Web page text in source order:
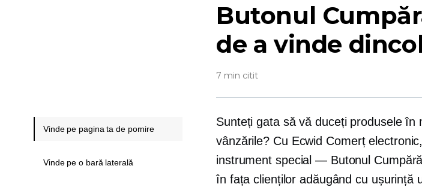
Butonul
de a vinde
7 min citit
Sunteți gata să vă duceți produsele în
vânzările? Cu Ecwid Comerț electronic,
instrument special — Butonul
în fața clienților adăugând cu ușurință
Vinde pe pagina ta de pornire
Vinde pe o bară laterală